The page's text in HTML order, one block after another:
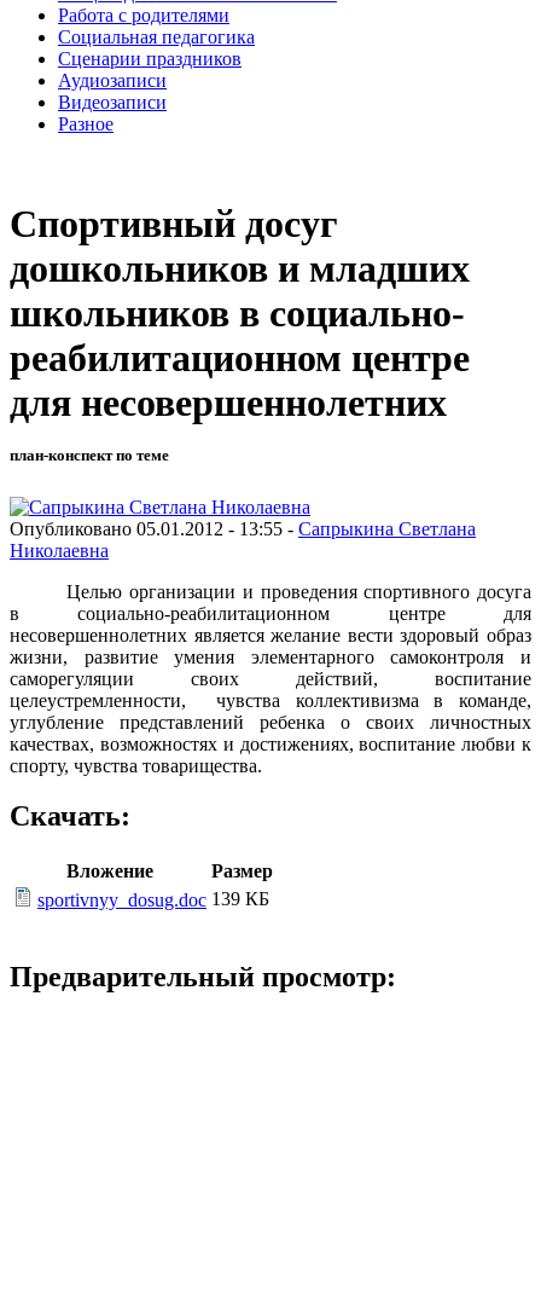
Работа с родителями
Социальная педагогика
Сценарии праздников
Аудиозаписи
Видеозаписи
Разное
Спортивный досуг
дошкольников и младших
школьников в социально-
реабилитационном центре
для несовершеннолетних
план-конспект по теме
Опубликовано 05.01.2012 - 13:55 - Сапрыкина Светлана
Николаевна
Целью организации и проведения спортивного досуга
в социально-реабилитационном центре для
несовершеннолетних является желание вести здоровый образ
жизни, развитие умения элементарного самоконтроля и
саморегуляции своих действий, воспитание
целеустремленности,
чувства коллективизма в команде,
углубление представлений ребенка о своих личностных
качествах, возможностях и достижениях, воспитание любви к
спорту, чувства товарищества.
Скачать:
Вложение
Размер
sportivnyy_dosug.doc 139 КБ
Предварительный просмотр: